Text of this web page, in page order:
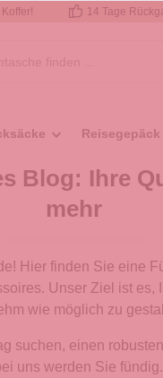
14 Tage
Reisegepäck
Blog: Ihre
mehr
Hier finden Sie eine
Unser Ziel ist
wie möglich zu
suchen, einen
uns werden Sie